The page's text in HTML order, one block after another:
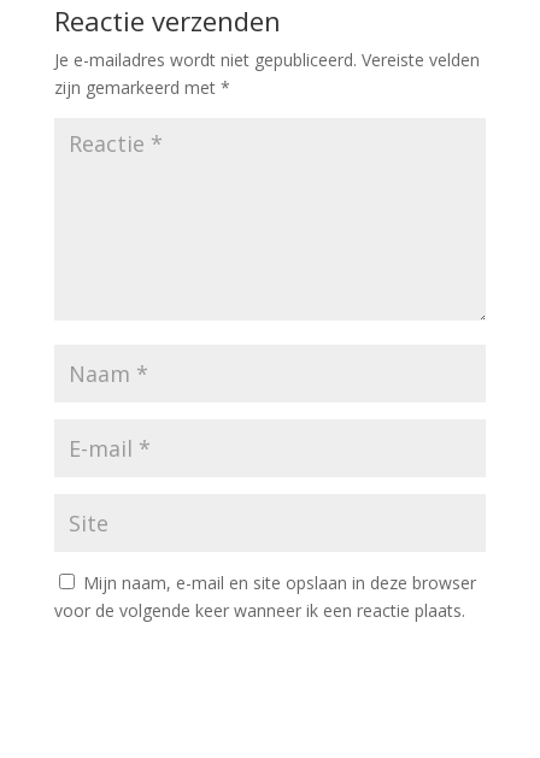
Reactie verzenden
Je e-mailadres wordt niet gepubliceerd. Vereiste velden
zijn gemarkeerd met *
Mijn naam, e-mail en site opslaan in deze browser
voor de volgende keer wanneer ik een reactie plaats.